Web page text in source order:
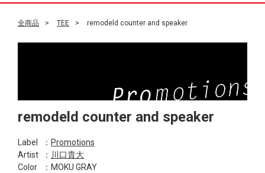
全商品 TEE remodeld counter and speaker
remodeld counter and speaker
Label ： Promotions
Artist
： 川口貴大
Color
：MOKU GRAY